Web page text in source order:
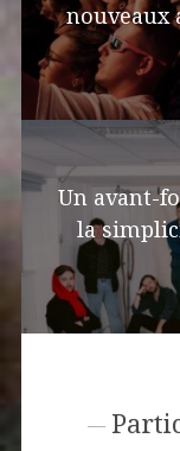
nouveaux
Un avant-
la